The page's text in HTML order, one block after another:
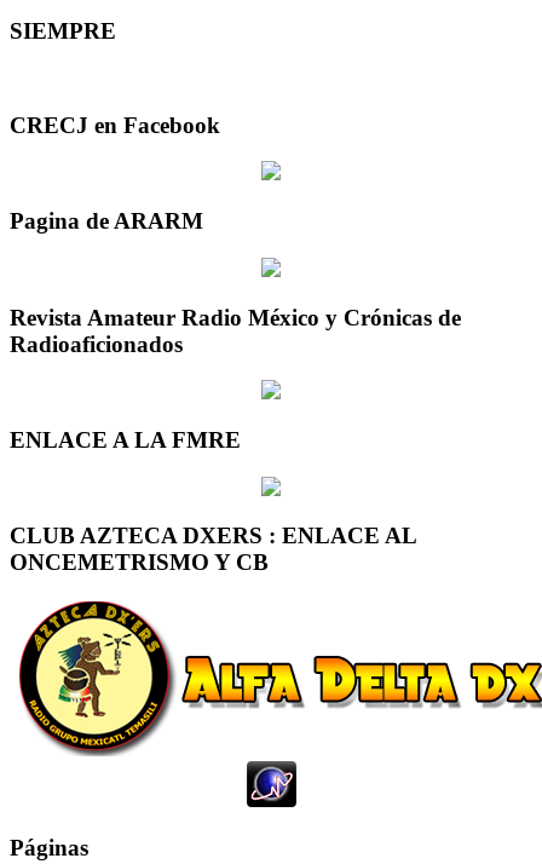
SIEMPRE
CRECJ en Facebook
Pagina de ARARM
Revista Amateur Radio México y Crónicas de
Radioaficionados
ENLACE A LA FMRE
CLUB AZTECA DXERS : ENLACE AL
ONCEMETRISMO Y CB
Páginas